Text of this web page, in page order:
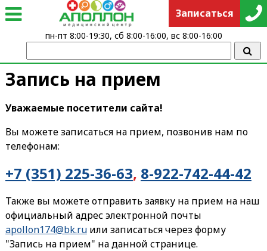
Запись на прием
Уважаемые посетители сайта!
Вы можете записаться на прием, позвонив нам по
телефонам:
+7 (351) 225-36-63, 8-922-742-44-42
Также вы можете отправить заявку на прием на наш
официальный адрес электронной почты
apollon174@bk.ruили записаться через форму
"Запись на прием" на данной странице.
Записаться
пн-пт 8:00-19:30, сб 8:00-16:00, вс 8:00-16:00